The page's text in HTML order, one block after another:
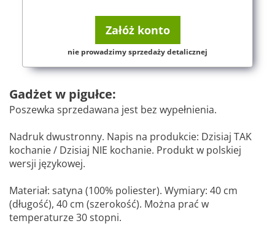
Załóż konto
nie prowadzimy sprzedaży detalicznej
Gadżet w pigułce:
Poszewka sprzedawana jest bez wypełnienia.
Nadruk dwustronny. Napis na produkcie: Dzisiaj TAK
kochanie / Dzisiaj NIE kochanie. Produkt w polskiej
wersji językowej.
Materiał: satyna (100% poliester). Wymiary: 40 cm
(długość), 40 cm (szerokość). Można prać w
temperaturze 30 stopni.